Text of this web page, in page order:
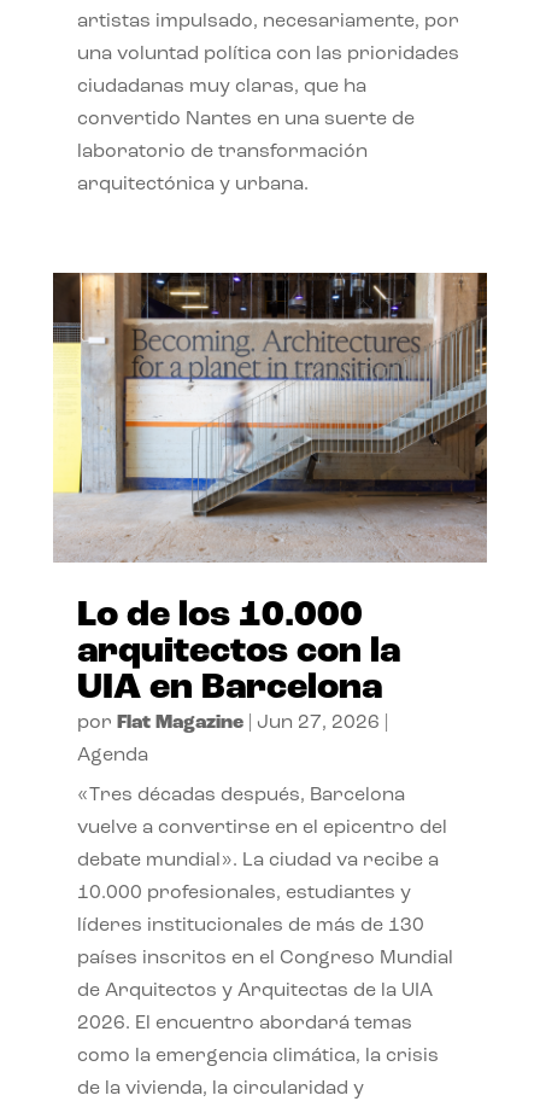
artistas impulsado, necesariamente, por
una voluntad política con las prioridades
ciudadanas muy claras, que ha
convertido Nantes en una suerte de
laboratorio de transformación
arquitectónica y urbana.
Lo de los 10.000
arquitectos con la
UIA en Barcelona
por Flat Magazine| Jun 27, 2026
Agenda
«Tres décadas después, Barcelona
vuelve a convertirse en el epicentro del
debate mundial». La ciudad va recibe a
10.000 profesionales, estudiantes y
líderes institucionales de más de 130
países inscritos en el Congreso Mundial
de Arquitectos y Arquitectas de la UIA
2026. El encuentro abordará temas
como la emergencia climática, la crisis
de la vivienda, la circularidad y